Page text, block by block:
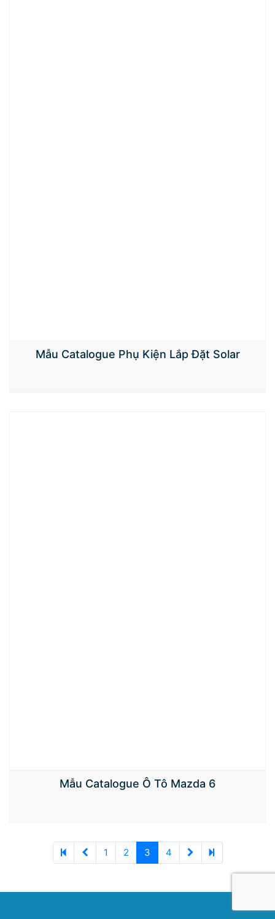
Mẫu Catalogue Phụ Kiện Lắp Đặt Solar
Mẫu Catalogue Ô Tô Mazda 6
1 2 3(current)
4